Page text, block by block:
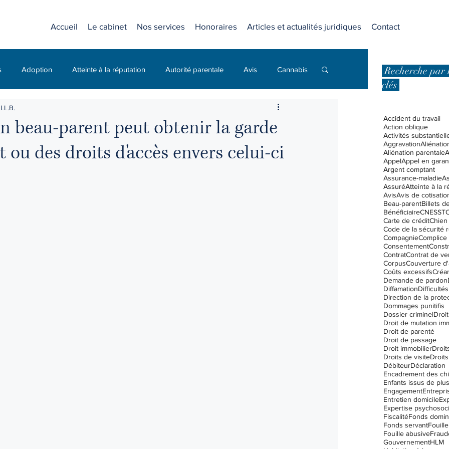
Accueil Le cabinet Nos services Honoraires Articles et actualités juridiques Contact
Adoption Atteinte à la réputation Autorité parentale Avis Cannabis
Dommages punitifs
civil Droit criminel Droit de la jeunesse Droit des affaires
beau-parent peut obtenir la garde
ou des droits d'accès envers celui-ci
Recherche par
clés
Accident du travail
Action oblique
Activités
Aggravation
Aliénation parentale
AppelAppel en
Argent comptant
Assurance-maladie
AssuréAtteinte à la
AvisAvis de
Beau-parentBillets
BénéficiaireCNESST
Carte de créditChien
Code de la sécurité
CompagnieComplice
Consentement
ContratContrat de
CorpusCouverture
Coûts excessifs
Demande de pardon
Diffamation
Dommages punitifis
Dossier criminel
Droit de mutation
Droit de parenté
Droit de passage
Droit immobilier
Droits de visite
DébiteurDéclaration
Encadrement des
Engagement
Entretien domicile
Expertise
FiscalitéFonds
Fonds servantFouille
Fouille abusive
GouvernementHLM